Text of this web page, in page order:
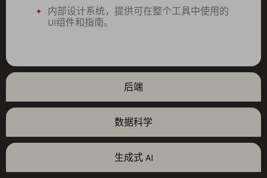
后端
数据科学
生成式 AI
内部设计系统，提供可在整个工具中使用的
UI组件和指南。